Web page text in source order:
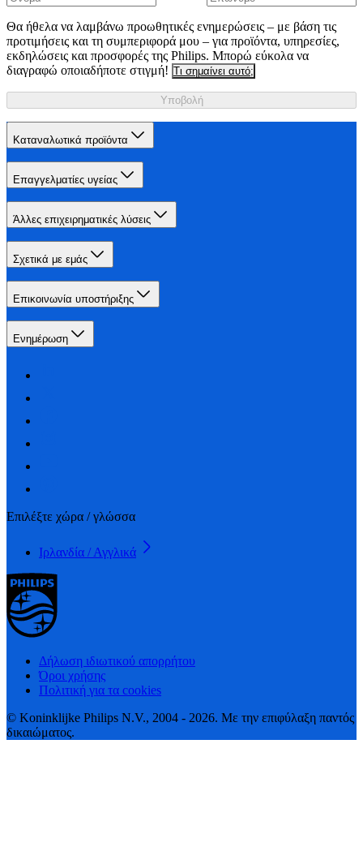
Θα ήθελα να λαμβάνω προωθητικές ενημερώσεις – με βάση τις
προτιμήσεις και τη συμπεριφορά μου – για προϊόντα, υπηρεσίες,
εκδηλώσεις και προσφορές της Philips. Μπορώ εύκολα να
διαγραφώ οποιαδήποτε στιγμή! Τι σημαίνει αυτό;
Υποβολή
Καταναλωτικά προϊόντα
Επαγγελματίες υγείας
Άλλες επιχειρηματικές λύσεις
Σχετικά με εμάς
Επικοινωνία υποστήριξης
Ενημέρωση
Επιλέξτε χώρα / γλώσσα
Ιρλανδία / Αγγλικά
Δήλωση ιδιωτικού απορρήτου
Όροι χρήσης
Πολιτική για τα cookies
© Koninklijke Philips N.V., 2004 - 2026. Με την επιφύλαξη παντός
δικαιώματος.